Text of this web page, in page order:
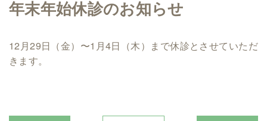
年末年始休診のお知らせ
12月29日（金）〜1月4日（木）まで休診とさせていただ
きます。